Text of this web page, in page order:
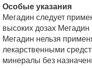
Особые указания
Мегадин следует
высоких дозах
Мегадин нельзя
лекарственными
минералы без